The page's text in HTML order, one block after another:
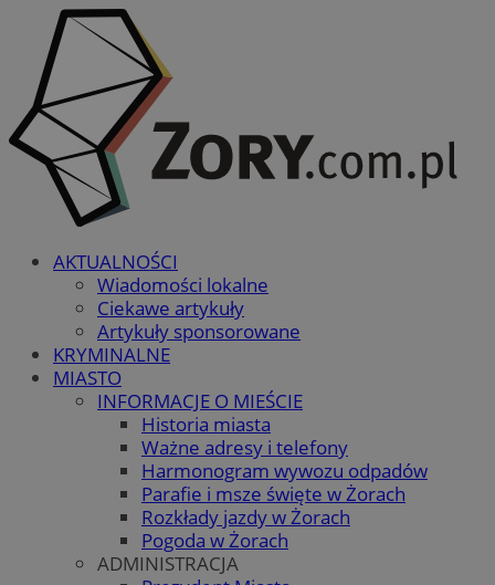
AKTUALNOŚCI
Wiadomości lokalne
Ciekawe artykuły
Artykuły sponsorowane
KRYMINALNE
MIASTO
INFORMACJE O MIEŚCIE
Historia miasta
Ważne adresy i telefony
Harmonogram wywozu odpadów
Parafie i msze święte w Żorach
Rozkłady jazdy w Żorach
Pogoda w Żorach
ADMINISTRACJA